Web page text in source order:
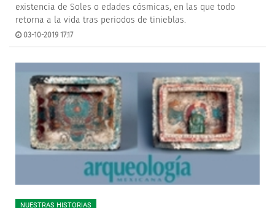
existencia de Soles o edades cósmicas, en las que todo
retorna a la vida tras periodos de tinieblas.
03-10-2019 17:17
NUESTRAS HISTORIAS